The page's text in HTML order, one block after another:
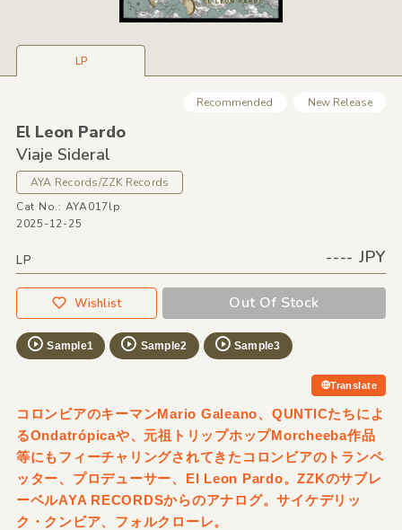
LP
Recommended New Release
El Leon Pardo
Viaje Sideral
AYA Records/ZZK Records
Cat No.: AYA017lp
2025-12-25
LP ---- JPY
Wishlist Out Of Stock
Sample1 Sample2 Sample3
Translate
コロンビアのキーマンMario Galeano、QUNTICたちによ
るOndatrópicaや、元祖トリップホップMorcheeba作品
等にもフィーチャリングされてきたコロンビアのトランペ
ッター、プロデューサー、El Leon Pardo。ZZKのサブレ
ーベルAYA RECORDSからのアナログ。サイケデリッ
ク・クンビア、フォルクローレ。